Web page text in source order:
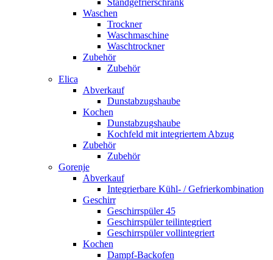
Standgefrierschrank
Waschen
Trockner
Waschmaschine
Waschtrockner
Zubehör
Zubehör
Elica
Abverkauf
Dunstabzugshaube
Kochen
Dunstabzugshaube
Kochfeld mit integriertem Abzug
Zubehör
Zubehör
Gorenje
Abverkauf
Integrierbare Kühl- / Gefrierkombination
Geschirr
Geschirrspüler 45
Geschirrspüler teilintegriert
Geschirrspüler vollintegriert
Kochen
Dampf-Backofen